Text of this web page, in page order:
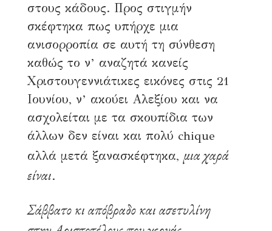
στους κάδους. Προς στιγμήν
σκέφτηκα πως υπήρχε μια
ανισορροπία σε αυτή τη σύνθεση
καθώς το ν’ αναζητά κανείς
Χριστουγεννιάτικες εικόνες στις 21
Ιουνίου, ν’ ακούει Αλεξίου και να
ασχολείται με τα σκουπίδια των
άλλων δεν είναι και πολύ chique
αλλά μετά ξανασκέφτηκα, μια χαρά
είναι.
Σάββατο κι απόβραδο και ασετυλίνη